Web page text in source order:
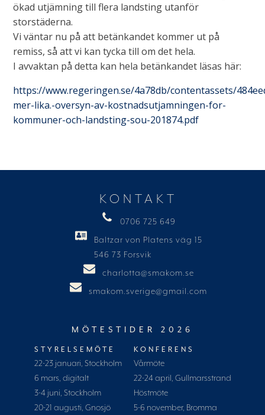
ökad utjämning till flera landsting utanför
storstäderna.
Vi väntar nu på att betänkandet kommer ut på
remiss, så att vi kan tycka till om det hela.
I avvaktan på detta kan hela betänkandet läsas här:
https://www.regeringen.se/4a78db/contentassets/
mer-lika.-oversyn-av-kostnadsutjamningen-for-
kommuner-och-landsting-sou-201874.pdf
KONTAKT
0706 725 649
Baltzar von Platens väg 15
546 73 Forsvik
charlotta@smakom.se
smakom.sverige@gmail.com
MÖTESTIDER 2026
STYRELSEMÖTE
22-23 januari, Stockholm
6 mars, digitalt
3-4 juni, Stockholm
20-21 augusti, Gnosjö
KONFERENS
Vårmöte
22-24 april, Gullmarsstrand
Höstmöte
5-6 november, Bromma